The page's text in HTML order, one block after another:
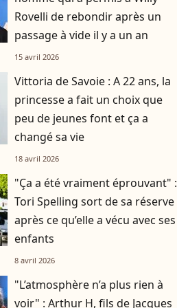
Rovelli de rebondir après un
passage à vide il y a un an
15 avril 2026
Vittoria de Savoie : A 22 ans, la
princesse a fait un choix que
peu de jeunes font et ça a
changé sa vie
18 avril 2026
"Ça a été vraiment éprouvant" :
Tori Spelling sort de sa réserve
après ce qu’elle a vécu avec ses
enfants
8 avril 2026
"L’atmosphère n’a plus rien à
voir" : Arthur H, fils de Jacques